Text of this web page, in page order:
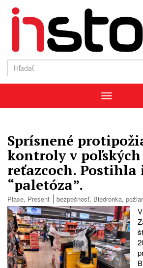
Menu
Sprísnené
kontroly v poľských
reťazcoch. Postihla
“paletóza”.
Place, Present bezpečnosť, Biedronka, požiar